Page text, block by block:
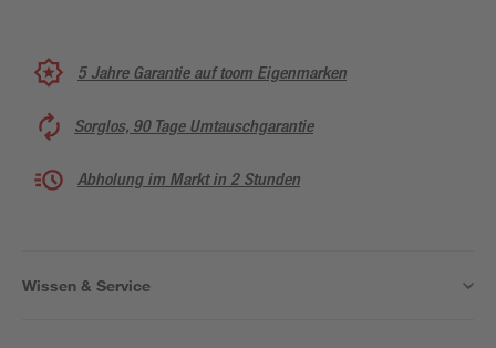
5 Jahre Garantie auf toom Eigenmarken
Sorglos, 90 Tage Umtauschgarantie
Abholung im Markt in 2 Stunden
Wissen & Service